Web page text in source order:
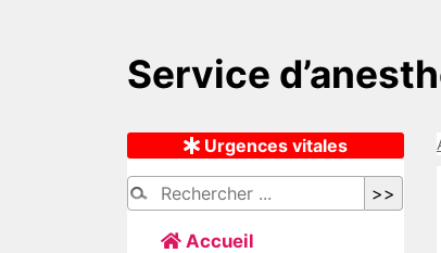
Service
Urgences vitales
Accueil